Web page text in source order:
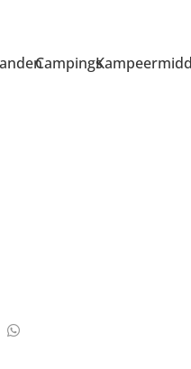
Campings